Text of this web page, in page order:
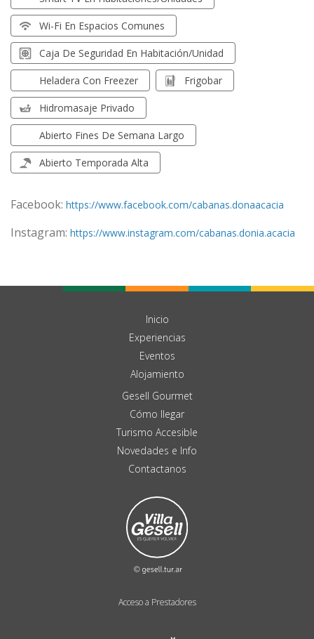
Wi-Fi En Espacios Comunes
Caja De Seguridad En Habitación/unidad
Heladera Con Freezer Frigobar
Hidromasaje Privado
Abierto Fines De Semana Largo
Abierto Temporada Alta
Facebook: https://www.facebook.com/cabanas.donaacacia
Instagram: https://www.instagram.com/cabanas.donia.acacia
Acceso a Prestadores
Inicio
Experiencias
Eventos
Alojamiento
Gesell Gourmet
Cómo llegar
Turismo Accesible
Novedades e Info
Contactanos